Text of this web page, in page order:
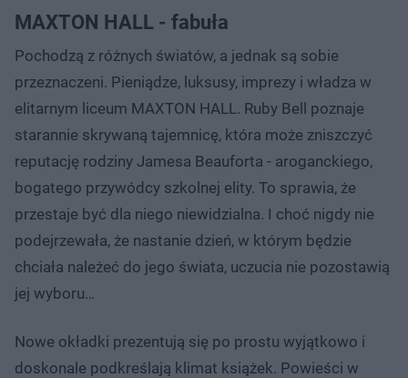
MAXTON HALL - fabuła
Pochodzą z różnych światów, a jednak są sobie
przeznaczeni. Pieniądze, luksusy, imprezy i władza w
elitarnym liceum MAXTON HALL. Ruby Bell poznaje
starannie skrywaną tajemnicę, która może zniszczyć
reputację rodziny Jamesa Beauforta - aroganckiego,
bogatego przywódcy szkolnej elity. To sprawia, że
przestaje być dla niego niewidzialna. I choć nigdy nie
podejrzewała, że nastanie dzień, w którym będzie
chciała należeć do jego świata, uczucia nie pozostawią
jej wyboru…
Nowe okładki prezentują się po prostu wyjątkowo i
doskonale podkreślają klimat książek. Powieści w